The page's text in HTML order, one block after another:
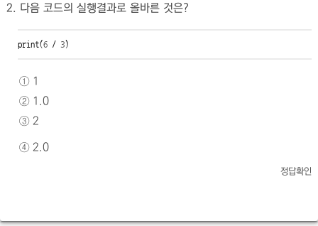
2. 다음 코드의 실행결과로 올바른 것은?
print(6 / 3)
① 1
② 1.0
③ 2
④ 2.0
정답확인